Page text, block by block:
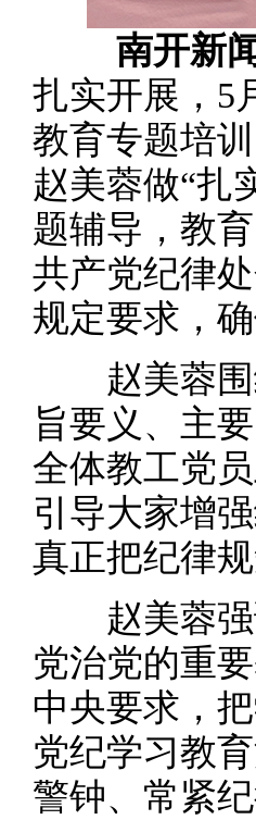
南开新
扎实开展，5
教育专题培
赵美蓉做“扎
题辅导，教
共产党纪律
规定要求，
赵美蓉围
旨要义、主
全体教工党
引导大家增
真正把纪律
赵美蓉强
党治党的重
中央要求，
党纪学习教
警钟、常紧